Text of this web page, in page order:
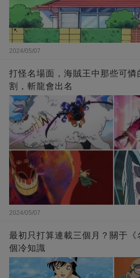
2024/05/07
打怪名場面，海賊王中那些可憐
割，斬龍會出名
2024/05/07
最初只打算連載三個月？關于《
個冷知識